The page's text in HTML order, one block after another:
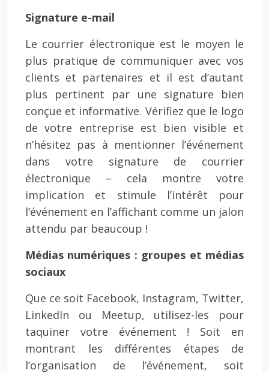
Signature e-mail
Le courrier électronique est le moyen le
plus pratique de communiquer avec vos
clients et partenaires et il est d’autant
plus pertinent par une signature bien
conçue et informative. Vérifiez que le logo
de votre entreprise est bien visible et
n’hésitez pas à mentionner l’événement
dans votre signature de courrier
électronique – cela montre votre
implication et stimule l’intérêt pour
l’événement en l’affichant comme un jalon
attendu par beaucoup !
Médias numériques : groupes et médias
sociaux
Que ce soit Facebook, Instagram, Twitter,
LinkedIn ou Meetup, utilisez-les pour
taquiner votre événement ! Soit en
montrant les différentes étapes de
l’organisation de l’événement, soit